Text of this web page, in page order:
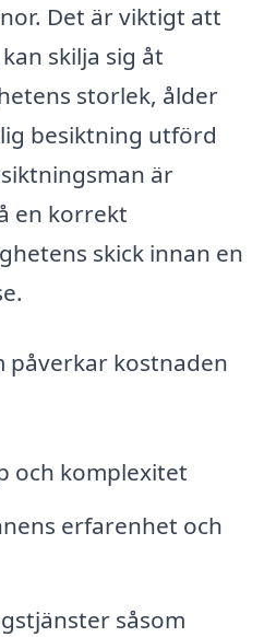
Det är viktigt att
skilja sig åt
storlek, ålder
besiktning utförd
är
en korrekt
skick innan en
påverkar kostnaden
och komplexitet
erfarenhet och
såsom